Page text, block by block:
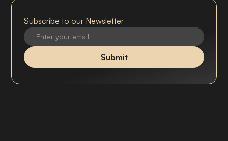
Subscribe to our Newsletter